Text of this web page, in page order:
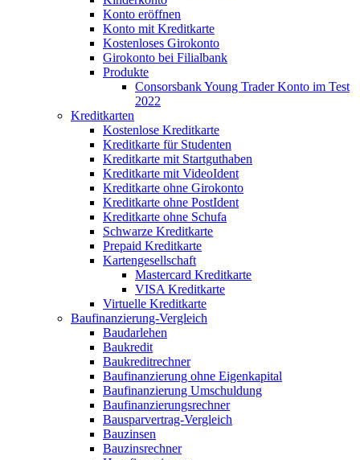
Konto eröffnen
Konto mit Kreditkarte
Kostenloses Girokonto
Girokonto bei Filialbank
Produkte
Consorsbank Young Trader Konto im Test
2022
Kreditkarten
Kostenlose Kreditkarte
Kreditkarte für Studenten
Kreditkarte mit Startguthaben
Kreditkarte mit VideoIdent
Kreditkarte ohne Girokonto
Kreditkarte ohne PostIdent
Kreditkarte ohne Schufa
Schwarze Kreditkarte
Prepaid Kreditkarte
Kartengesellschaft
Mastercard Kreditkarte
VISA Kreditkarte
Virtuelle Kreditkarte
Baufinanzierung-Vergleich
Baudarlehen
Baukredit
Baukreditrechner
Baufinanzierung ohne Eigenkapital
Baufinanzierung Umschuldung
Baufinanzierungsrechner
Bausparvertrag-Vergleich
Bauzinsen
Bauzinsrechner